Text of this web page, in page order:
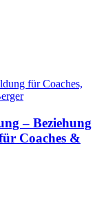
– Beziehung
Coaches &